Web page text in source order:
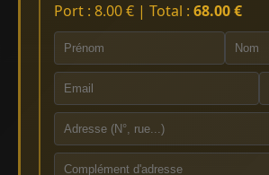
Port : 8.00 € | Total : 68.00 €